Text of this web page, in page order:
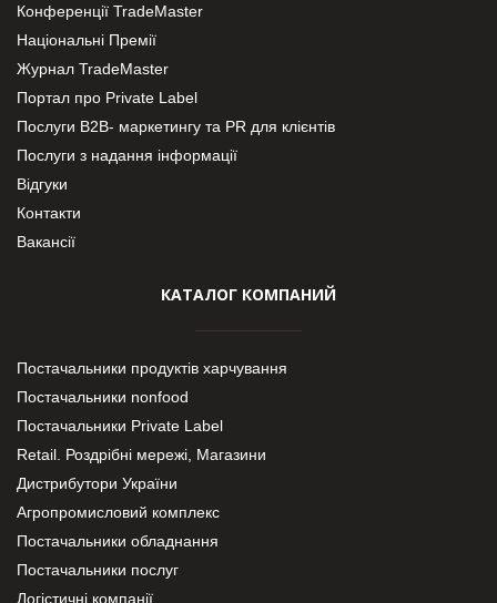
Конференції TradeMaster
Національні Премії
Журнал TradeMaster
Портал про Private Label
Послуги В2В- маркетингу та PR для клієнтів
Послуги з надання інформації
Відгуки
Контакти
Вакансії
КАТАЛОГ КОМПАНИЙ
Постачальники продуктів харчування
Постачальники nonfood
Постачальники Private Label
Retail. Роздрібні мережі, Магазини
Дистрибутори України
Агропромисловий комплекс
Постачальники обладнання
Постачальники послуг
Логістичні компанії